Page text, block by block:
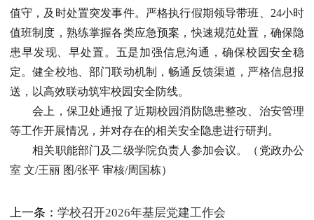
值守，及时处置突发事件。严格执行假期领导带班、24小时
值班制度，熟练掌握各类应急预案，快速规范处置，确保隐
患早发现、早处置。五是加强信息沟通，确保校园安全稳
定。健全校地、部门联动机制，畅通反馈渠道，严格信息报
送，以高效联动筑牢校园安全防线。
会上，保卫处通报了近期校园消防隐患整改、治安管理
等工作开展情况，并对存在的相关安全隐患进行研判。
相关职能部门及二级学院负责人参加会议。（党政办公
室 文/王丽 图/张平 审核/周国栋）
上一条： 学校召开2026年基层党建工作会